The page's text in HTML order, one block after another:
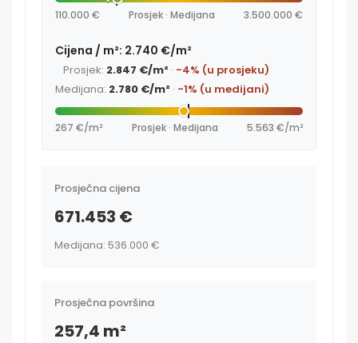
110.000 € Prosjek · Medijana 3.500.000 €
Cijena / m²: 2.740 €/m²
Prosjek: 2.847 €/m² · -4% (u prosjeku)
Medijana: 2.780 €/m² · -1% (u medijani)
267 €/m² Prosjek · Medijana 5.563 €/m²
Prosječna cijena
671.453 €
Medijana: 536.000 €
Prosječna površina
257,4 m²